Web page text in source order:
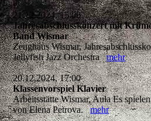
21.12.2024, 15:00
Jahresabschlusskonzert mit
Band Wismar
Zeughaus Wismar,
Jellyfish Jazz Orchestramehr
20.12.2024, 17:00
Klassenvorspiel Klavier
Arbeitsstätte Wismar, Aula Es
von Elena Petrova.mehr